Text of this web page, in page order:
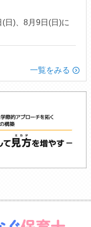
日)、8月9日(日)に
一覧をみる